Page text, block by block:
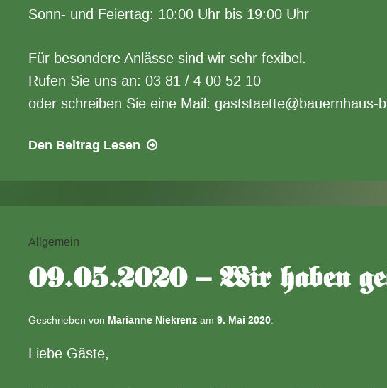
Sonn- und Feiertag: 10:00 Uhr bis 19:00 Uhr
Für besondere Anlässe sind wir sehr fexibel.
Rufen Sie uns an: 03 81 / 4 00 52 10
oder schreiben Sie eine Mail: gaststaette@bauernhaus-
Den Beitrag Lesen
Alte
Allgemein
09.05.2020 – Wir haben
Geschrieben von Marianne Niekrenz am 9. Mai 2020
Liebe Gäste,